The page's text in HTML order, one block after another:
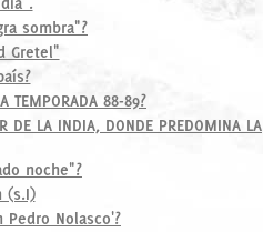
sombra"?
Gretel"
TEMPORADA 88-89?
DE LA INDIA, DONDE PREDOMINA LA
noche"?
(s.I)
Nolasco'?